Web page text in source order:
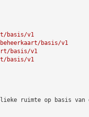
basis/v1
basis/v1
basis/v1
basis/v1
ruimte op basis